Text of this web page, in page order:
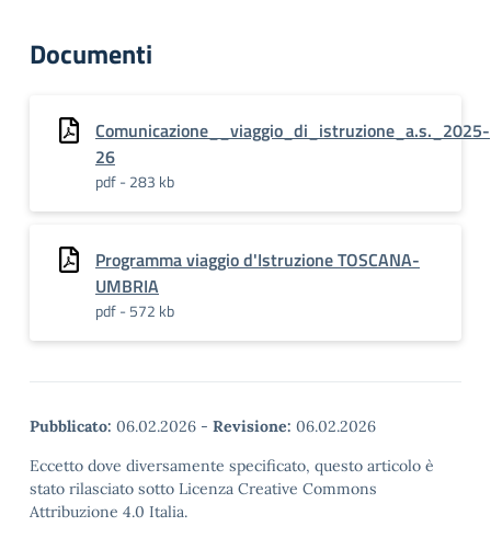
Documenti
Comunicazione__viaggio_di_istruzione_a.s._2025-
26
pdf - 283 kb
Programma viaggio d'Istruzione TOSCANA-
UMBRIA
pdf - 572 kb
Pubblicato: 06.02.2026 - Revisione: 06.02.2026
Eccetto dove diversamente specificato, questo articolo è
stato rilasciato sotto Licenza Creative Commons
Attribuzione 4.0 Italia.